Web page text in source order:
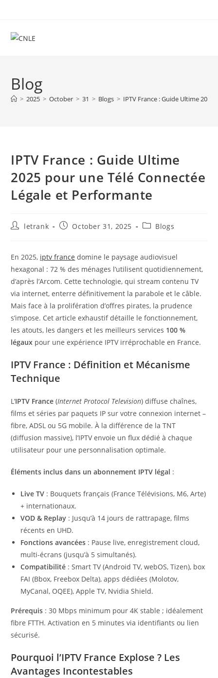
content
Blog
> 2025 > October > 31 > Blogs > IPTV France : Guide Ultime
IPTV France : Guide Ultime
2025 pour une Télé Connectée
Légale et Performante
Postletrank
PostOctober 31, 2025
PostBlogs
En 2025, iptv france domine le paysage audiovisuel
hexagonal : 72 % des ménages l’utilisent quotidiennement,
d’après l’Arcom. Cette technologie, qui stream contenu TV
via internet, enterre définitivement la parabole et le câble.
Mais face à la prolifération d’offres pirates, la prudence
s’impose. Cet article exhaustif détaille le fonctionnement,
les atouts, les dangers et les meilleurs services 100 %
légaux pour une expérience IPTV irréprochable en France.
IPTV France : Définition et Mécanisme
Technique
L’IPTV France (Internet Protocol Television) diffuse chaînes,
films et séries par paquets IP sur votre connexion internet –
fibre, ADSL ou 5G mobile. À la différence de la TNT
(diffusion massive), l’IPTV envoie un flux dédié à chaque
utilisateur pour une personnalisation optimale.
Éléments inclus dans un abonnement IPTV légal :
Live TV : Bouquets français (France Télévisions, M6, Arte)
+ internationaux.
VOD & Replay : Jusqu’à 14 jours de rattrapage, films
récents en UHD.
Fonctions avancées : Pause live, enregistrement cloud,
multi-écrans (jusqu’à 5 simultanés).
Compatibilité : Smart TV (Android TV, webOS, Tizen), box
FAI (Bbox, Freebox Delta), apps dédiées (Molotov,
MyCanal, OQEE), Apple TV, Nvidia Shield.
Prérequis : 30 Mbps minimum pour 4K stable ; idéalement
fibre FTTH. Activation en 5 minutes via identifiants ou lien
sécurisé.
Pourquoi l’IPTV France Explose ? Les
Avantages Incontestables